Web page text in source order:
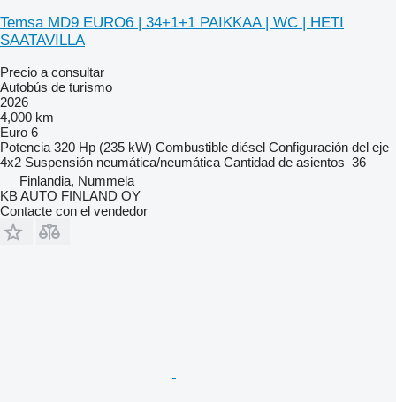
Temsa MD9 EURO6 | 34+1+1 PAIKKAA | WC | HETI
SAATAVILLA
Precio a consultar
Autobús de turismo
2026
4,000 km
Euro 6
Potencia 320 Hp (235 kW) Combustible diésel Configuración del eje
4x2 Suspensión neumática/neumática Cantidad de asientos 36
Finlandia, Nummela
KB AUTO FINLAND OY
Contacte con el vendedor